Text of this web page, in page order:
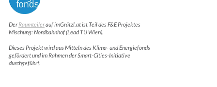
DerRaumteilerauf imGrätzl.at ist Teil des F&E Projektes
Mischung: Nordbahnhof (Lead TU Wien).
Dieses Projekt wird aus Mitteln des Klima- und Energiefonds
gefördert und im Rahmen der Smart-Cities-Initiative
durchgeführt.